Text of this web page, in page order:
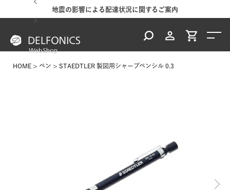
地震の影響による配達状況に関するご案内
HOME ペン STAEDTLER 製図用シャープペンシル 0.3